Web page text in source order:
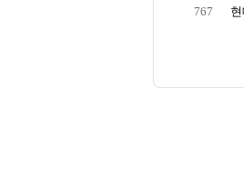
767